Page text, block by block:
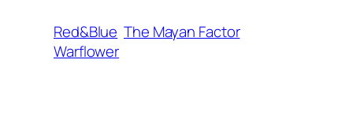
Red&Blue The Mayan Factor
Warflower